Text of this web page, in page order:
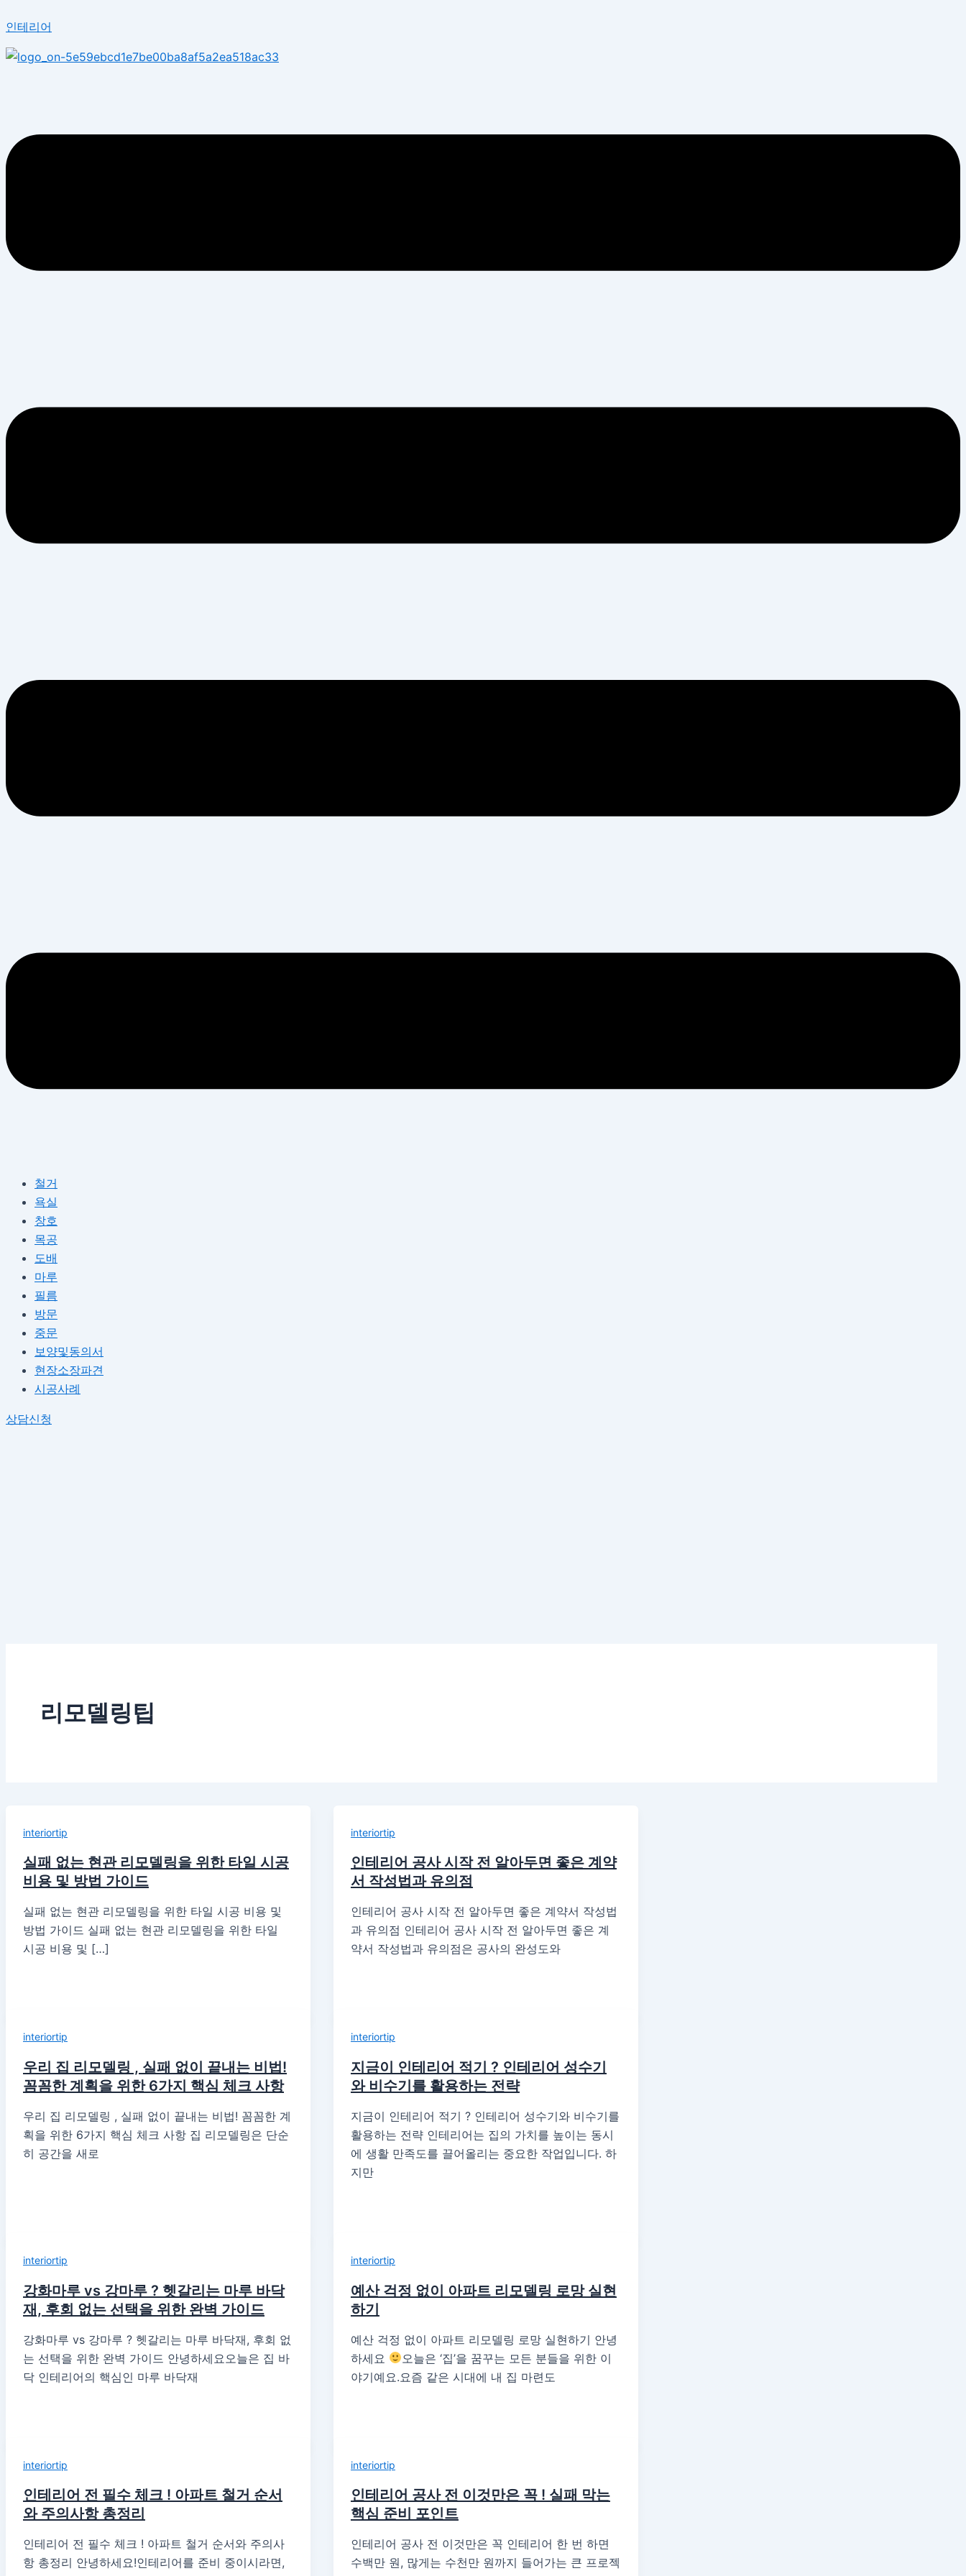
텐
츠
인테리어
철거
욕실
창호
목공
도배
마루
필름
방문
중문
보양및동의서
현장소장파견
시공사례
상담신청
리모델링팁
interiortip
실패 없는 현관 리모델링을 위한 타일 시공
비용 및 방법 가이드
실패 없는 현관 리모델링을 위한 타일 시공 비용 및
방법 가이드 실패 없는 현관 리모델링을 위한 타일
시공 비용 및 […]
interiortip
인테리어 공사 시작 전 알아두면 좋은 계약
서 작성법과 유의점
인테리어 공사 시작 전 알아두면 좋은 계약서 작성법
과 유의점 인테리어 공사 시작 전 알아두면 좋은 계
약서 작성법과 유의점은 공사의 완성도와
interiortip
우리 집 리모델링 , 실패 없이 끝내는 비법!
꼼꼼한 계획을 위한 6가지 핵심 체크 사항
우리 집 리모델링 , 실패 없이 끝내는 비법! 꼼꼼한 계
획을 위한 6가지 핵심 체크 사항 집 리모델링은 단순
히 공간을 새로
interiortip
지금이 인테리어 적기 ? 인테리어 성수기
와 비수기를 활용하는 전략
지금이 인테리어 적기 ? 인테리어 성수기와 비수기를
활용하는 전략 인테리어는 집의 가치를 높이는 동시
에 생활 만족도를 끌어올리는 중요한 작업입니다. 하
지만
interiortip
강화마루 vs 강마루 ? 헷갈리는 마루 바닥
재, 후회 없는 선택을 위한 완벽 가이드
강화마루 vs 강마루 ? 헷갈리는 마루 바닥재, 후회 없
는 선택을 위한 완벽 가이드 안녕하세요오늘은 집 바
닥 인테리어의 핵심인 마루 바닥재
interiortip
예산 걱정 없이 아파트 리모델링 로망 실현
하기
예산 걱정 없이 아파트 리모델링 로망 실현하기 안녕
하세요
오늘은 ‘집’을 꿈꾸는 모든 분들을 위한 이
야기예요.요즘 같은 시대에 내 집 마련도
interiortip
인테리어 전 필수 체크 ! 아파트 철거 순서
와 주의사항 총정리
인테리어 전 필수 체크 ! 아파트 철거 순서와 주의사
항 총정리 안녕하세요!인테리어를 준비 중이시라면,
interiortip
인테리어 공사 전 이것만은 꼭 ! 실패 막는
핵심 준비 포인트
인테리어 공사 전 이것만은 꼭 인테리어 한 번 하면
수백만 원, 많게는 수천만 원까지 들어가는 큰 프로젝